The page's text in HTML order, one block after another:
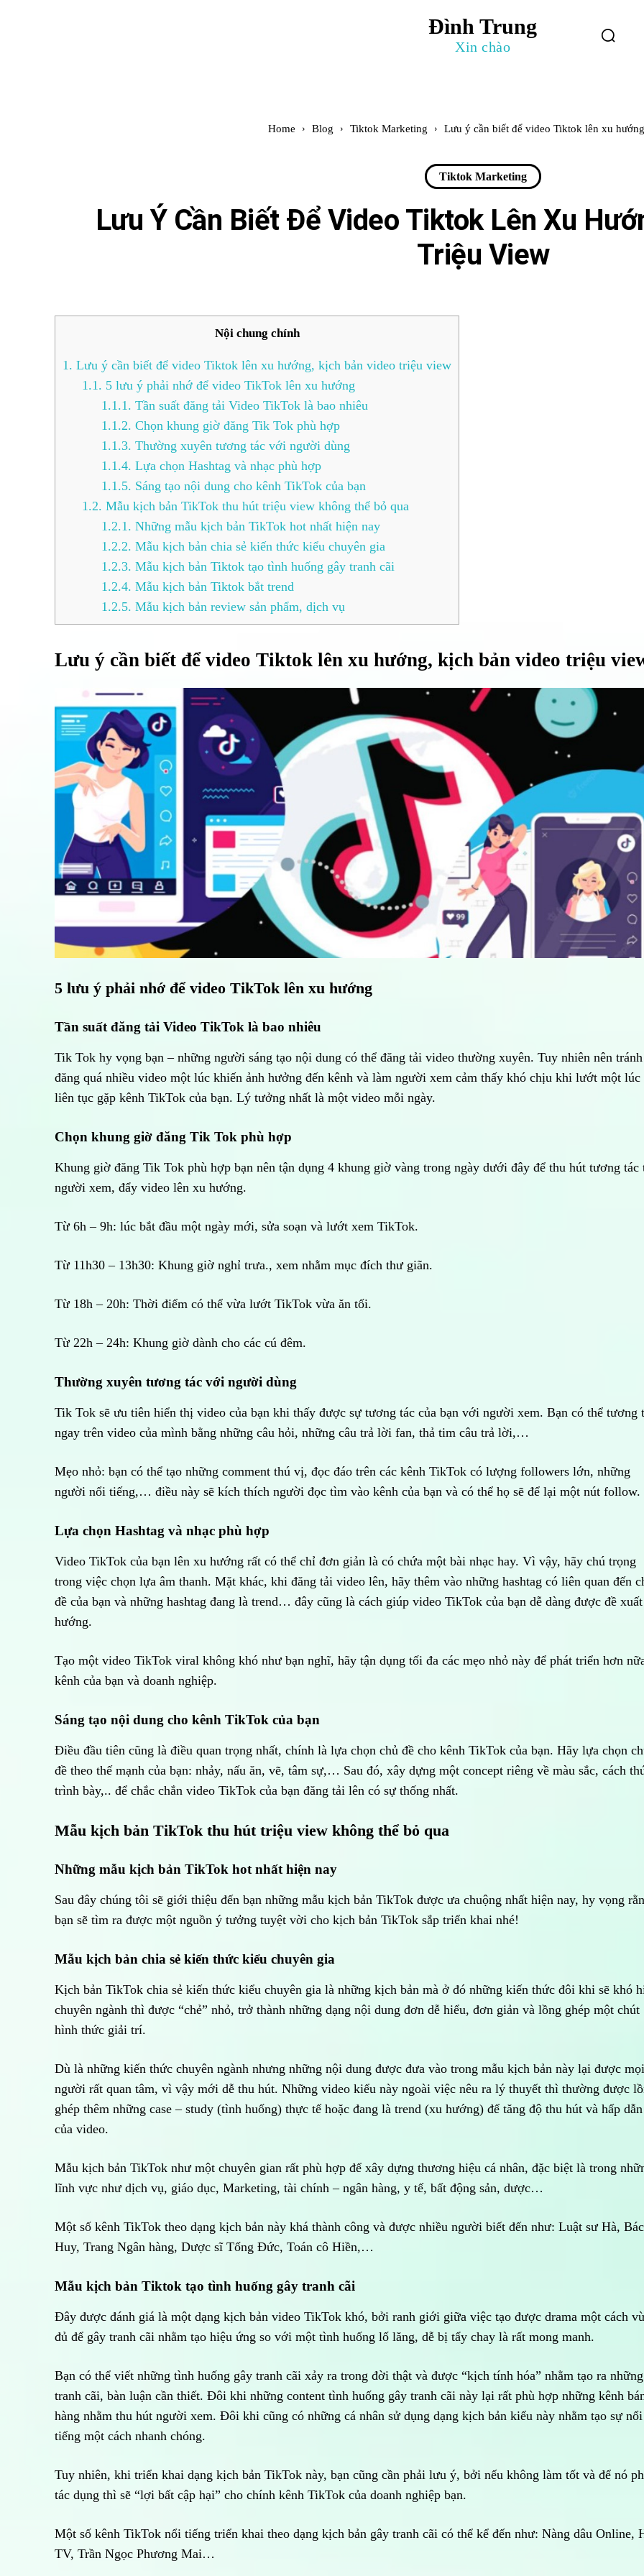
Đình Trung
Xin chào
Home Blog Tiktok Marketing Lưu ý cần biết để video Tiktok lên xu
Tiktok Marketing
Lưu Ý Cần Biết Để Video Tiktok Lên Xu
Triệu View
Nội chung chính
1. Lưu ý cần biết để video Tiktok lên xu hướng, kịch bản video triệu view
1.1. 5 lưu ý phải nhớ để video TikTok lên xu hướng
1.1.1. Tần suất đăng tải Video TikTok là bao nhiêu
1.1.2. Chọn khung giờ đăng Tik Tok phù hợp
1.1.3. Thường xuyên tương tác với người dùng
1.1.4. Lựa chọn Hashtag và nhạc phù hợp
1.1.5. Sáng tạo nội dung cho kênh TikTok của bạn
1.2. Mẫu kịch bản TikTok thu hút triệu view không thể bỏ qua
1.2.1. Những mẫu kịch bản TikTok hot nhất hiện nay
1.2.2. Mẫu kịch bản chia sẻ kiến thức kiểu chuyên gia
1.2.3. Mẫu kịch bản Tiktok tạo tình huống gây tranh cãi
1.2.4. Mẫu kịch bản Tiktok bắt trend
1.2.5. Mẫu kịch bản review sản phẩm, dịch vụ
Lưu ý cần biết để video Tiktok lên xu hướng, kịch bản video triệu
5 lưu ý phải nhớ để video TikTok lên xu hướng
Tần suất đăng tải Video TikTok là bao nhiêu
Tik Tok hy vọng bạn – những người sáng tạo nội dung có thể đăng tải video thường xuyên. Tuy nhiên nên tránh
đăng quá nhiều video một lúc khiến ảnh hưởng đến kênh và làm người xem cảm thấy khó chịu khi lướt một lúc
liên tục gặp kênh TikTok của bạn. Lý tưởng nhất là một video mỗi ngày.
Chọn khung giờ đăng Tik Tok phù hợp
Khung giờ đăng Tik Tok phù hợp bạn nên tận dụng 4 khung giờ vàng trong ngày dưới đây để thu hút tương tác
người xem, đẩy video lên xu hướng.
Từ 6h – 9h: lúc bắt đầu một ngày mới, sửa soạn và lướt xem TikTok.
Từ 11h30 – 13h30: Khung giờ nghỉ trưa., xem nhằm mục đích thư giãn.
Từ 18h – 20h: Thời điểm có thể vừa lướt TikTok vừa ăn tối.
Từ 22h – 24h: Khung giờ dành cho các cú đêm.
Thường xuyên tương tác với người dùng
Tik Tok sẽ ưu tiên hiển thị video của bạn khi thấy được sự tương tác của bạn với người xem. Bạn có thể tương
ngay trên video của mình bằng những câu hỏi, những câu trả lời fan, thả tim câu trả lời,…
Mẹo nhỏ: bạn có thể tạo những comment thú vị, đọc đáo trên các kênh TikTok có lượng followers lớn, những
người nổi tiếng,… điều này sẽ kích thích người đọc tìm vào kênh của bạn và có thể họ sẽ để lại một nút follow.
Lựa chọn Hashtag và nhạc phù hợp
Video TikTok của bạn lên xu hướng rất có thể chỉ đơn giản là có chứa một bài nhạc hay. Vì vậy, hãy chú trọng
trong việc chọn lựa âm thanh. Mặt khác, khi đăng tải video lên, hãy thêm vào những hashtag có liên quan đến
đề của bạn và những hashtag đang là trend… đây cũng là cách giúp video TikTok của bạn dễ dàng được đề
hướng.
Tạo một video TikTok viral không khó như bạn nghĩ, hãy tận dụng tối đa các mẹo nhỏ này để phát triển hơn
kênh của bạn và doanh nghiệp.
Sáng tạo nội dung cho kênh TikTok của bạn
Điều đầu tiên cũng là điều quan trọng nhất, chính là lựa chọn chủ đề cho kênh TikTok của bạn. Hãy lựa chọn
đề theo thế mạnh của bạn: nhảy, nấu ăn, vẽ, tâm sự,… Sau đó, xây dựng một concept riêng về màu sắc, cách
trình bày,.. để chắc chắn video TikTok của bạn đăng tải lên có sự thống nhất.
Mẫu kịch bản TikTok thu hút triệu view không thể bỏ qua
Những mẫu kịch bản TikTok hot nhất hiện nay
Sau đây chúng tôi sẽ giới thiệu đến bạn những mẫu kịch bản TikTok được ưa chuộng nhất hiện nay, hy vọng
bạn sẽ tìm ra được một nguồn ý tưởng tuyệt vời cho kịch bản TikTok sắp triển khai nhé!
Mẫu kịch bản chia sẻ kiến thức kiểu chuyên gia
Kịch bản TikTok chia sẻ kiến thức kiểu chuyên gia là những kịch bản mà ở đó những kiến thức đôi khi sẽ khó
chuyên ngành thì được “chẻ” nhỏ, trở thành những dạng nội dung đơn dễ hiểu, đơn giản và lồng ghép một chút
hình thức giải trí.
Dù là những kiến thức chuyên ngành nhưng những nội dung được đưa vào trong mẫu kịch bản này lại được mọi
người rất quan tâm, vì vậy mới dễ thu hút. Những video kiểu này ngoài việc nêu ra lý thuyết thì thường được
ghép thêm những case – study (tình huống) thực tế hoặc đang là trend (xu hướng) để tăng độ thu hút và hấp dẫn
của video.
Mẫu kịch bản TikTok như một chuyên gian rất phù hợp để xây dựng thương hiệu cá nhân, đặc biệt là trong
lĩnh vực như dịch vụ, giáo dục, Marketing, tài chính – ngân hàng, y tế, bất động sản, dược…
Một số kênh TikTok theo dạng kịch bản này khá thành công và được nhiều người biết đến như: Luật sư Hà,
Huy, Trang Ngân hàng, Dược sĩ Tống Đức, Toán cô Hiền,…
Mẫu kịch bản Tiktok tạo tình huống gây tranh cãi
Đây được đánh giá là một dạng kịch bản video TikTok khó, bởi ranh giới giữa việc tạo được drama một cách
đủ để gây tranh cãi nhằm tạo hiệu ứng so với một tình huống lố lăng, dễ bị tẩy chay là rất mong manh.
Bạn có thể viết những tình huống gây tranh cãi xảy ra trong đời thật và được “kịch tính hóa” nhằm tạo ra
tranh cãi, bàn luận cần thiết. Đôi khi những content tình huống gây tranh cãi này lại rất phù hợp những kênh
hàng nhằm thu hút người xem. Đôi khi cũng có những cá nhân sử dụng dạng kịch bản kiểu này nhằm tạo sự nổi
tiếng một cách nhanh chóng.
Tuy nhiên, khi triển khai dạng kịch bản TikTok này, bạn cũng cần phải lưu ý, bởi nếu không làm tốt và để nó
tác dụng thì sẽ “lợi bất cập hại” cho chính kênh TikTok của doanh nghiệp bạn.
Một số kênh TikTok nổi tiếng triển khai theo dạng kịch bản gây tranh cãi có thể kể đến như: Nàng dâu Online,
TV, Trần Ngọc Phương Mai…